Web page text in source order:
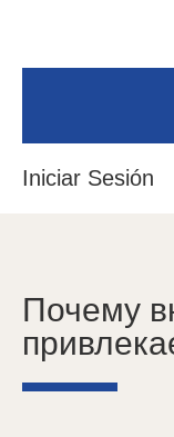
Iniciar Sesión
Почему